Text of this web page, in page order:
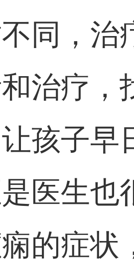
同，治
治疗，
孩子早
医生也
的症状